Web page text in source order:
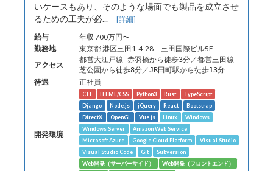
いケースもあり、そのような場面でも製品を成立させ
るための工夫が必... [詳細]
給与
年収 700万円〜
勤務地
東京都 港区三田1-4-28 三田国際ビル5F
アクセス
都営大江戸線 赤羽橋から徒歩3分／都営三田線
芝公園から徒歩8分／JR田町駅から徒歩13分
待遇 正社員
開発環境
C++ HTML/CSS Python3 Rust
TypeScript
Django
Node.js jQuery React
Bootstrap
DirectX
OpenGL Vue.js Linux
Windows
Windows Server
Amazon Web Service
Microsoft Azure
Google Cloud Platform
Visual Studio
Visual Studio Code
Git
Subversion
Web開発（サーバーサイド）
Web開発（フロントエンド）